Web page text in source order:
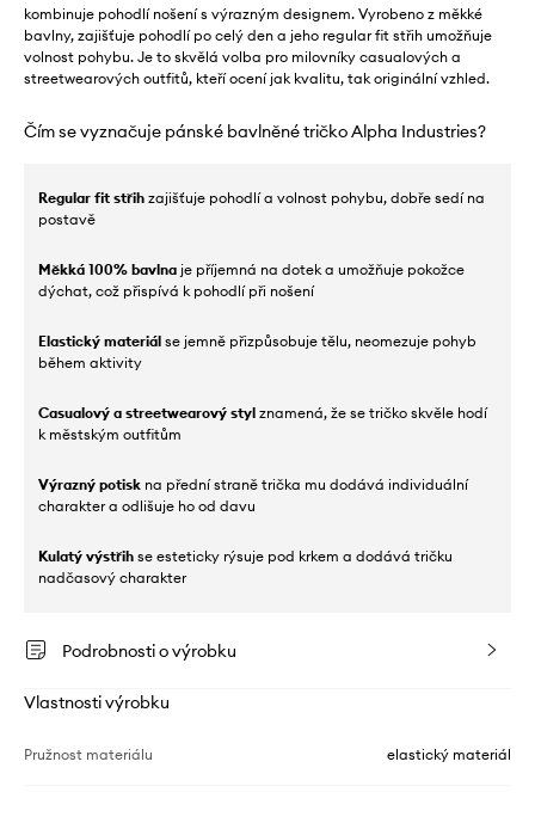
kombinuje pohodlí nošení s výrazným designem. Vyrobeno z měkké
bavlny, zajišťuje pohodlí po celý den a jeho regular fit střih umožňuje
volnost pohybu. Je to skvělá volba pro milovníky casualových a
streetwearových outfitů, kteří ocení jak kvalitu, tak originální vzhled.
Čím se vyznačuje pánské bavlněné tričko Alpha Industries?
Regular fit střih zajišťuje pohodlí a volnost pohybu, dobře sedí na
postavě
Měkká 100% bavlna je příjemná na dotek a umožňuje pokožce
dýchat, což přispívá k pohodlí při nošení
Elastický materiál se jemně přizpůsobuje tělu, neomezuje pohyb
během aktivity
Casualový a streetwearový styl znamená, že se tričko skvěle hodí
k městským outfitům
Výrazný potisk na přední straně trička mu dodává individuální
charakter a odlišuje ho od davu
Kulatý výstřih se esteticky rýsuje pod krkem a dodává tričku
nadčasový charakter
Podrobnosti o výrobku
Vlastnosti výrobku
Pružnost materiálu elastický materiál